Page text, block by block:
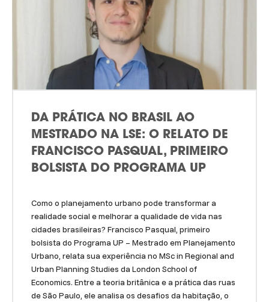
DA PRÁTICA NO BRASIL AO
MESTRADO NA LSE: O RELATO DE
FRANCISCO PASQUAL, PRIMEIRO
BOLSISTA DO PROGRAMA UP
Como o planejamento urbano pode transformar a
realidade social e melhorar a qualidade de vida nas
cidades brasileiras? Francisco Pasqual, primeiro
bolsista do Programa UP – Mestrado em Planejamento
Urbano, relata sua experiência no MSc in Regional and
Urban Planning Studies da London School of
Economics. Entre a teoria britânica e a prática das ruas
de São Paulo, ele analisa os desafios da habitação, o